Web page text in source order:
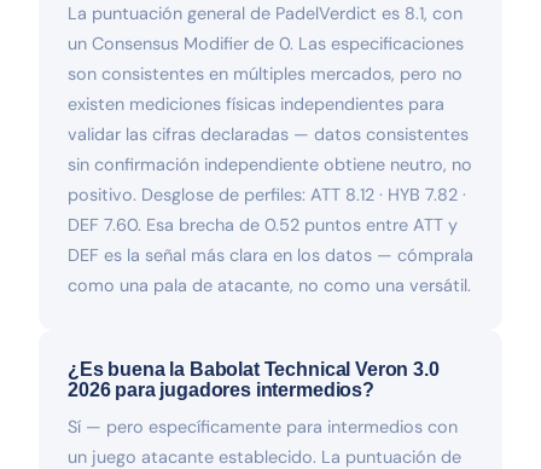
La puntuación general de PadelVerdict es 8.1, con
un Consensus Modifier de 0. Las especificaciones
son consistentes en múltiples mercados, pero no
existen mediciones físicas independientes para
validar las cifras declaradas — datos consistentes
sin confirmación independiente obtiene neutro, no
positivo. Desglose de perfiles: ATT 8.12 · HYB 7.82 ·
DEF 7.60. Esa brecha de 0.52 puntos entre ATT y
DEF es la señal más clara en los datos — cómprala
como una pala de atacante, no como una versátil.
¿Es buena la Babolat Technical Veron 3.0
2026 para jugadores intermedios?
Sí — pero específicamente para intermedios con
un juego atacante establecido. La puntuación de